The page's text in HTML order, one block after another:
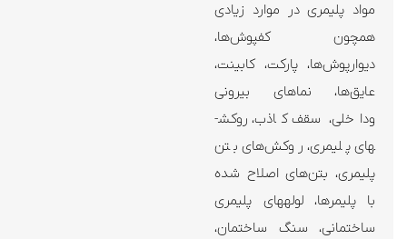
مواد پلیمری در موارد زیادی
همچون کفپوش‌ها،
دیوارپوش‌ها، پارکت، کابینت،
عایق‌ها، نماهای بیرونی
وداخلی، سقف کاذب، روکش­
های پلیمری، روکش‌های بتن
پلیمری، بتن‌های اصلاح شده
با پلیمرها، لوله­های پلیمری
ساختمانی، سنگ ساختمان،